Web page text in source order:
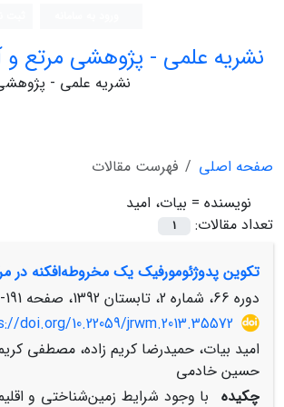
نشریه علمی - پژوهشی مرتع و
نشریه علمی -
صفحه اصلی
فهرست مقالات
نویسنده = بیات، امید
تعداد مقالات:
1
تکوین پدوژئومورفیک یک مخروطه‌افکنه در
دوره 66، شماره 2، تابستان 1392، صفحه
191-206
doi.org/10.22059/jrwm.2013.35572
امید بیات، حمیدرضا کریم زاده، مصطفی
حسین خادمی
چکیده با وجود شرایط زمین‌شناختی و